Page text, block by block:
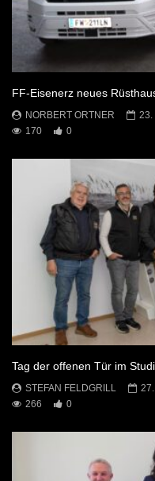
FF-Eisenerz neues
NORBERT ORTNER
23.
170
0
Tag der offenen Tür im
STEFAN FELDGRILL
266
0